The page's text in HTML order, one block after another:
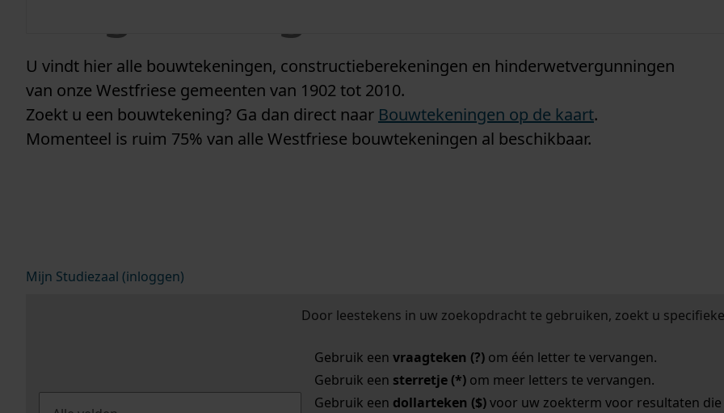
U vindt hier alle bouwtekeningen, constructieberekeningen en hinderwetvergunningen
van onze Westfriese gemeenten van 1902 tot 2010.
Zoekt u een bouwtekening? Ga dan direct naar Bouwtekeningen op de kaart.
Momenteel is ruim 75% van alle Westfriese bouwtekeningen al beschikbaar.
Mijn Studiezaal (inloggen)
Door leestekens in uw zoekopdracht te gebruiken, zoekt u
Gebruik een vraagteken (?)om één letter te vervangen.
Gebruik een sterretje (*)om meer letters te vervangen.
Gebruik een dollarteken ($)voor uw zoekterm voor resultaten die